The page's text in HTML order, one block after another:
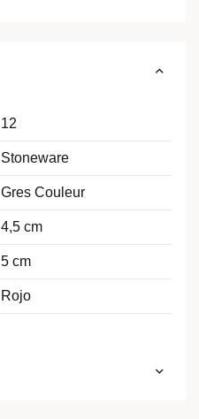
12
Stoneware
Gres Couleur
4,5 cm
5 cm
Rojo